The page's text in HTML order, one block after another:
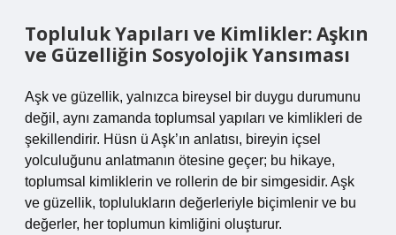
Topluluk Yapıları ve Kimlikler: Aşkın
ve Güzelliğin Sosyolojik Yansıması
Aşk ve güzellik, yalnızca bireysel bir duygu durumunu
değil, aynı zamanda toplumsal yapıları ve kimlikleri de
şekillendirir. Hüsn ü Aşk’ın anlatısı, bireyin içsel
yolculuğunu anlatmanın ötesine geçer; bu hikaye,
toplumsal kimliklerin ve rollerin de bir simgesidir. Aşk
ve güzellik, toplulukların değerleriyle biçimlenir ve bu
değerler, her toplumun kimliğini oluşturur.